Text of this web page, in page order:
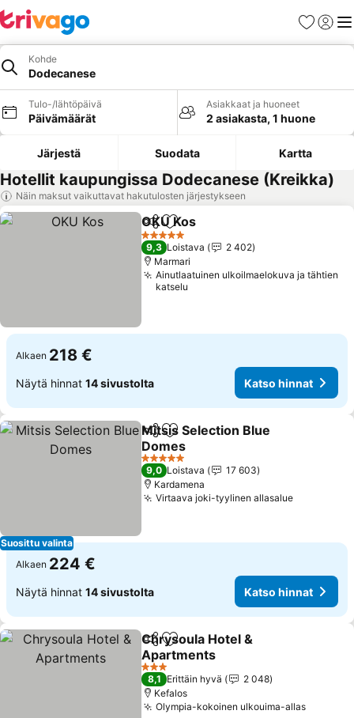
Suosikit
Kohde
Dodecanese
Tulo-/lähtöpäivä
Päivämäärät
Asiakkaat ja huoneet
2 asiakasta, 1 huone
Järjestä Suodata Kartta
Hotellit kaupungissa Dodecanese (Kreikka)
Näin maksut vaikuttavat hakutulosten järjestykseen
Jaa Lisää suosikkeihin
OKU Kos
5 Tähtiluokitus
9,3 Loistava
2 402
Marmari
Ainutlaatuinen ulkoilmaelokuva ja tähtien
katselu
Alkaen 218 €
Näytä hinnat 14 sivustolta Katso hinnat
Suosittu valinta
Jaa Lisää suosikkeihin
Mitsis Selection Blue
Domes
5 Tähtiluokitus
9,0 Loistava
17 603
Kardamena
Virtaava joki-tyylinen allasalue
Alkaen 224 €
Näytä hinnat 14 sivustolta Katso hinnat
Jaa Lisää suosikkeihin
Chrysoula Hotel &
Apartments
3 Tähtiluokitus
8,1 Erittäin hyvä
2 048
Kefalos
Olympia-kokoinen ulkouima-allas